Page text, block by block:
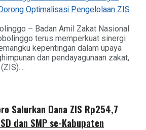
– Badan Amil Zakat Nasional
terus memperkuat sinergi
kepentingan dalam upaya
dan pendayagunaan zakat,
Salurkan Dana ZIS Rp254,7
dan SMP se-Kabupaten